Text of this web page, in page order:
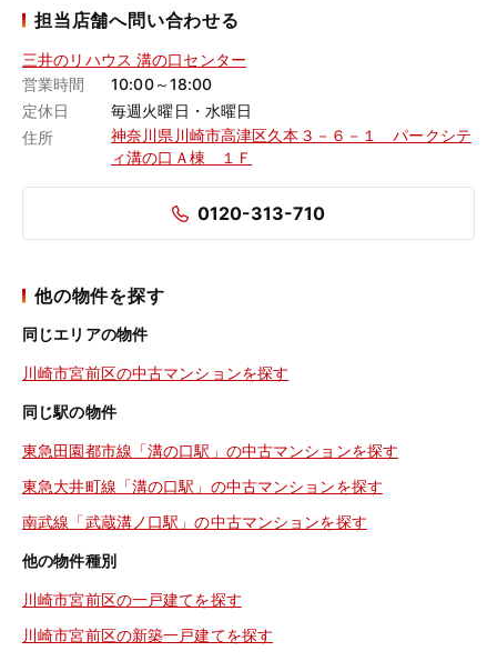
担当店舗へ問い合わせる
三井のリハウス 溝の口センター
営業時間
10:00～18:00
定休日
毎週火曜日・水曜日
住所
神奈川県川崎市高津区久本３－６－１ パークシテ
ィ溝の口Ａ棟 １Ｆ
0120-313-710
他の物件を探す
同じエリアの物件
川崎市宮前区の中古マンションを探す
同じ駅の物件
東急田園都市線「溝の口駅」の中古マンションを探す
東急大井町線「溝の口駅」の中古マンションを探す
南武線「武蔵溝ノ口駅」の中古マンションを探す
他の物件種別
川崎市宮前区の一戸建てを探す
川崎市宮前区の新築一戸建てを探す